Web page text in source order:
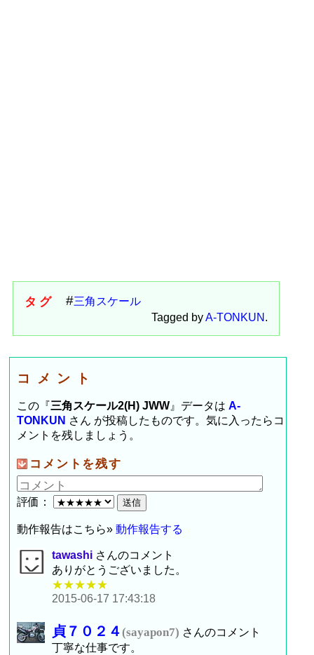
タグ
三角スケール
Tagged byA-TONKUN .
コメント
この『三角スケール2(H) JWW 』データはA-
TONKUN さん が投稿したものです。気に入ったらコ
メントを残しましょう。
コメントを残す
評価：
動作報告はこちら»動作報告する
tawashi さんのコメント
ありがとうございました。
★★★★★
2015-06-17 17:43:18
貞７０２４(sayapon7) さんのコメント
丁寧な仕事です。